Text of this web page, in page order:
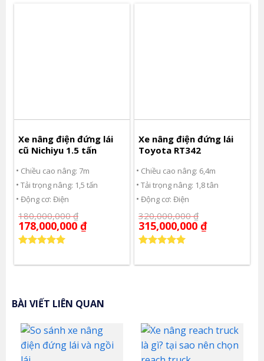
Xe nâng điện đứng lái
cũ Nichiyu 1.5 tấn
Chiều cao nâng: 7m
Tải trọng nâng: 1,5 tấn
Động cơ: Điện
180,000,000₫
178,000,000 ₫
hạng5.00
Xe nâng điện đứng lái
Toyota RT342
Chiều cao nâng: 6,4m
Tải trọng nâng: 1,8 tân
Động cơ: Điện
320,000,000₫
315,000,000 ₫
hạng5.00
BÀI VIẾT LIÊN QUAN